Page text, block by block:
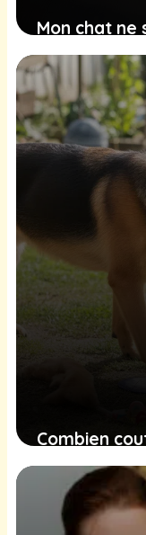
Mon chat ne
chien,
27 janvier 2026
Combien
an ?
27 janvier 2026